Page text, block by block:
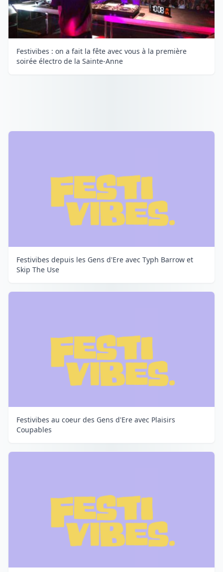
Festivibes : on a fait la fête avec vous à la première
soirée électro de la Sainte-Anne
Festivibes depuis les Gens d'Ere avec Typh Barrow et
Skip The Use
Festivibes au coeur des Gens d'Ere avec Plaisirs
Coupables